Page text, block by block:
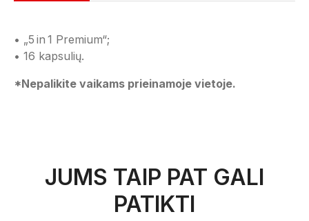
• „5 in 1 Premium“;
• 16 kapsulių.
*Nepalikite vaikams prieinamoje vietoje.
JUMS TAIP PAT GALI
PATIKTI